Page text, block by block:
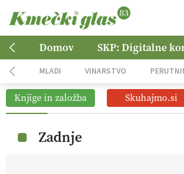
MOJ RAČUN
NAROČITE SE
OGLASNO
Domov SKP: Digitalne
MLADI VINARSTVO
Knjige in založba Skuhajmo.si
Zadnje